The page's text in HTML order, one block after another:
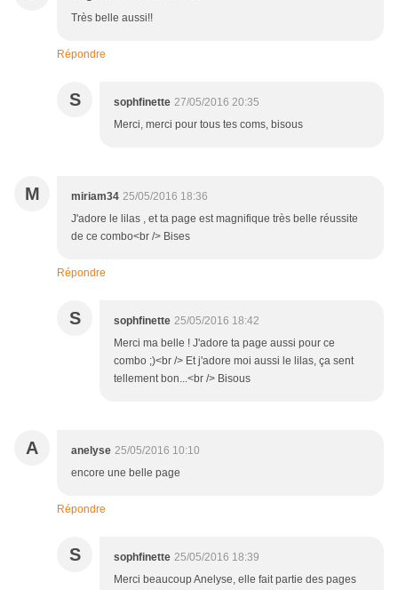
Très belle aussi!!
Répondre
S sophfinette 27/05/2016 20:35
Merci, merci pour tous tes coms, bisous
M miriam34 25/05/2016 18:36
J'adore le lilas , et ta page est magnifique très belle réussite
de ce combo<br /> Bises
Répondre
S sophfinette 25/05/2016 18:42
Merci ma belle ! J'adore ta page aussi pour ce
combo ;)<br /> Et j'adore moi aussi le lilas, ça sent
tellement bon...<br /> Bisous
A anelyse 25/05/2016 10:10
encore une belle page
Répondre
S sophfinette 25/05/2016 18:39
Merci beaucoup Anelyse, elle fait partie des pages